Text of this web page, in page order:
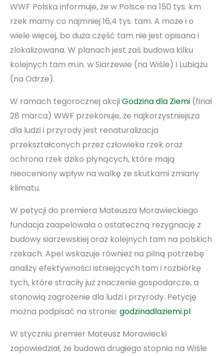
WWF Polska informuje, że w Polsce na 150 tys. km
rzek mamy co najmniej 16,4 tys. tam. A może i o
wiele więcej, bo duża część tam nie jest opisana i
zlokalizowana. W planach jest zaś budowa kilku
kolejnych tam m.in. w Siarzewie (na Wiśle) i Lubiążu
(na Odrze).
W ramach tegorocznej akcji Godzina dla Ziemi (finał
28 marca) WWF przekonuje, że najkorzystniejsza
dla ludzi i przyrody jest renaturalizacja
przekształconych przez człowieka rzek oraz
ochrona rzek dziko płynących, które mają
nieoceniony wpływ na walkę ze skutkami zmiany
klimatu.
W petycji do premiera Mateusza Morawieckiego
fundacja zaapelowała o ostateczną rezygnację z
budowy siarzewskiej oraz kolejnych tam na polskich
rzekach. Apel wskazuje również na pilną potrzebę
analizy efektywności istniejących tam i rozbiórkę
tych, które straciły już znaczenie gospodarcze, a
stanowią zagrożenie dla ludzi i przyrody. Petycję
można podpisać na stronie: godzinadlaziemi.pl
W styczniu premier Mateusz Morawiecki
zapowiedział, że budowa drugiego stopnia na Wiśle